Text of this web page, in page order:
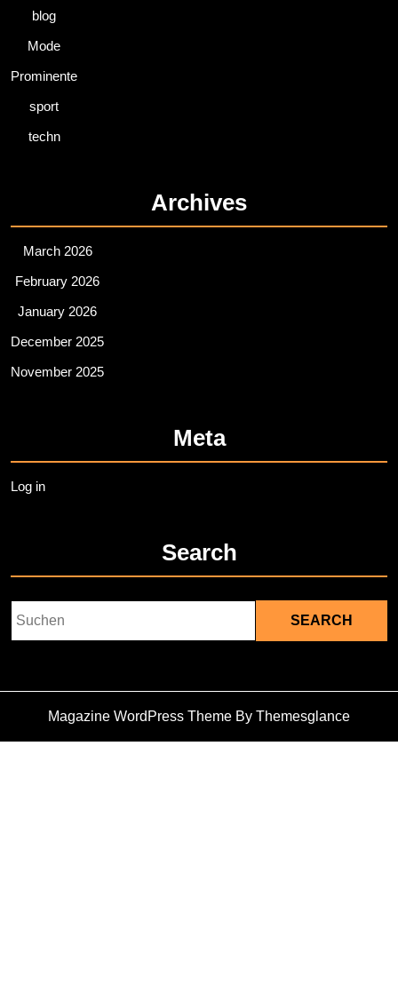
blog
Mode
Prominente
sport
techn
Archives
March 2026
February 2026
January 2026
December 2025
November 2025
Meta
Log in
Search
Magazine WordPress Theme By Themesglance